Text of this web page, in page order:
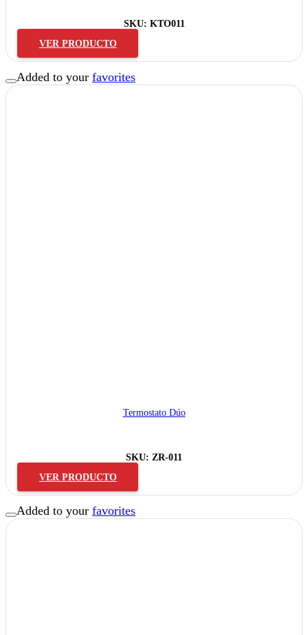
SKU: KTO011
VER PRODUCTO
Added to your favorites
Termostato Dúo
SKU: ZR-011
VER PRODUCTO
Added to your favorites